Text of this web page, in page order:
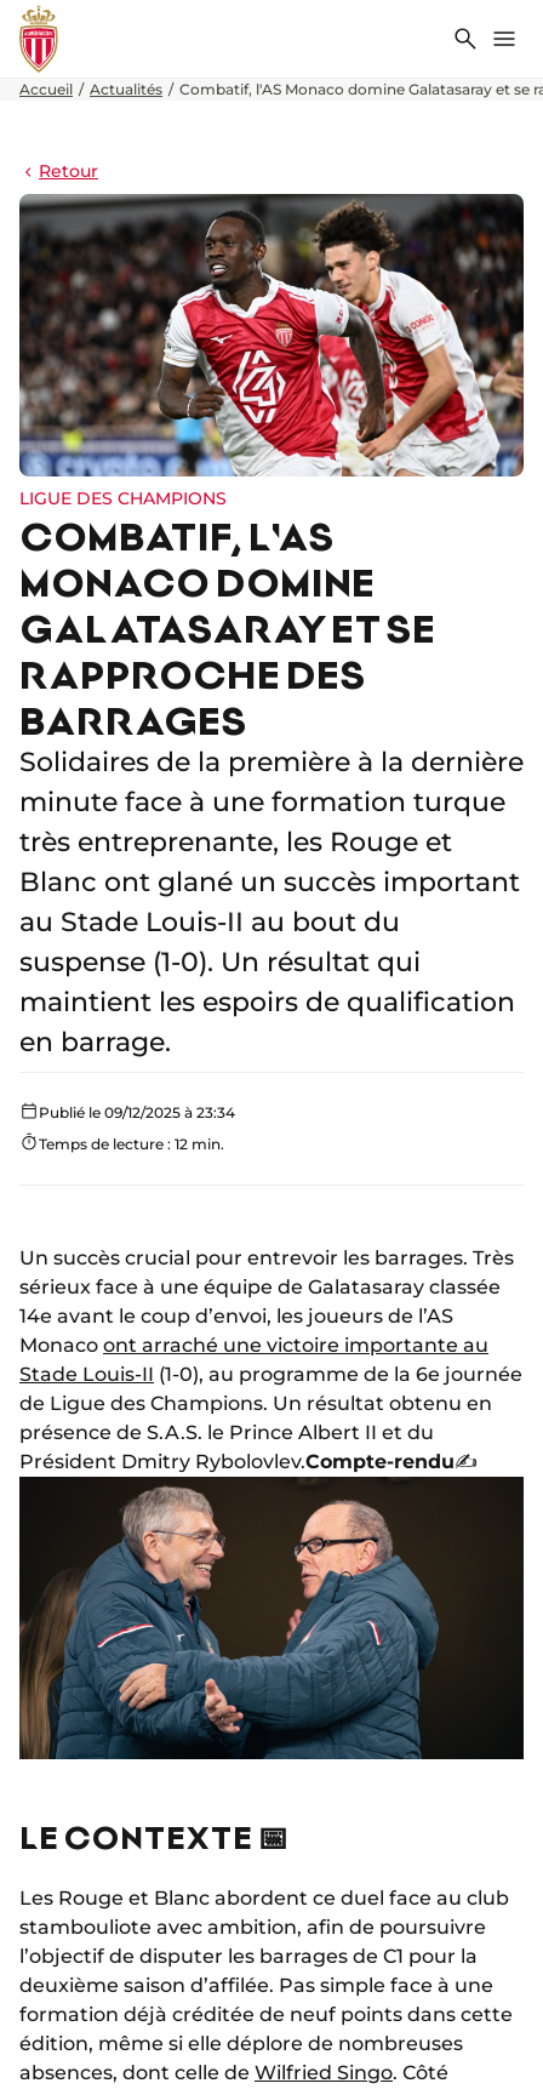
Accueil Actualités Combatif, l'AS Monaco domine Galatasaray et se
Retour
LIGUE DES CHAMPIONS
COMBATIF, L'AS
MONACO DOMINE
GALATASARAY ET SE
RAPPROCHE DES
BARRAGES
Solidaires de la première à la dernière
minute face à une formation turque
très entreprenante, les Rouge et
Blanc ont glané un succès important
au Stade Louis-II au bout du
suspense (1-0). Un résultat qui
maintient les espoirs de qualification
en barrage.
Publié le 09/12/2025 à 23:34
Temps de lecture : 12 min.
Un succès crucial pour entrevoir les barrages. Très
sérieux face à une équipe de Galatasaray classée
14e avant le coup d’envoi, les joueurs de l’AS
Monaco ont arraché une victoire importante au
Stade Louis-II (1-0), au programme de la 6e journée
de Ligue des Champions. Un résultat obtenu en
présence de S.A.S. le Prince Albert II et du
Président Dmitry Rybolovlev.Compte-rendu✍️
LE CONTEXTE 📅
Les Rouge et Blanc abordent ce duel face au club
stambouliote avec ambition, afin de poursuivre
l’objectif de disputer les barrages de C1 pour la
deuxième saison d’affilée. Pas simple face à une
formation déjà créditée de neuf points dans cette
édition, même si elle déplore de nombreuses
absences, dont celle de Wilfried Singo. Côté